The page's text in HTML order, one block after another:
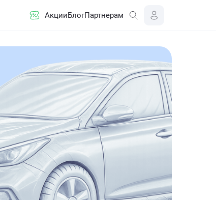
АкцииБлогПартнерам